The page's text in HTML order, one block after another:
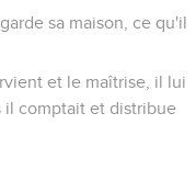
sa maison, ce qu'il
et le maîtrise, il lui
il comptait et distribue